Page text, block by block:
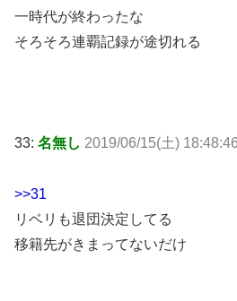
一時代が終わったな
そろそろ連覇記録が途切れる
33: 名無し 2019/06/15(土)
>>31
リベリも退団決定してる
移籍先がきまってないだけ